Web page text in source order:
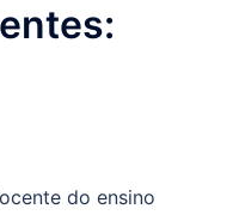
do ensino